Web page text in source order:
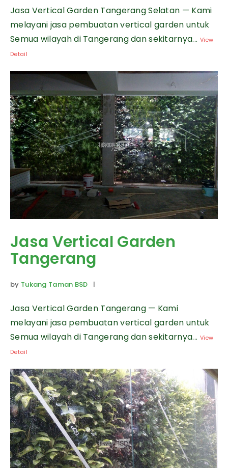
Jasa Vertical Garden Tangerang Selatan — Kami
melayani jasa pembuatan vertical garden untuk
Semua wilayah di Tangerang dan sekitarnya... View
Detail
Jasa Vertical Garden
Tangerang
by Tukang Taman BSD |
Jasa Vertical Garden Tangerang — Kami
melayani jasa pembuatan vertical garden untuk
Semua wilayah di Tangerang dan sekitarnya... View
Detail